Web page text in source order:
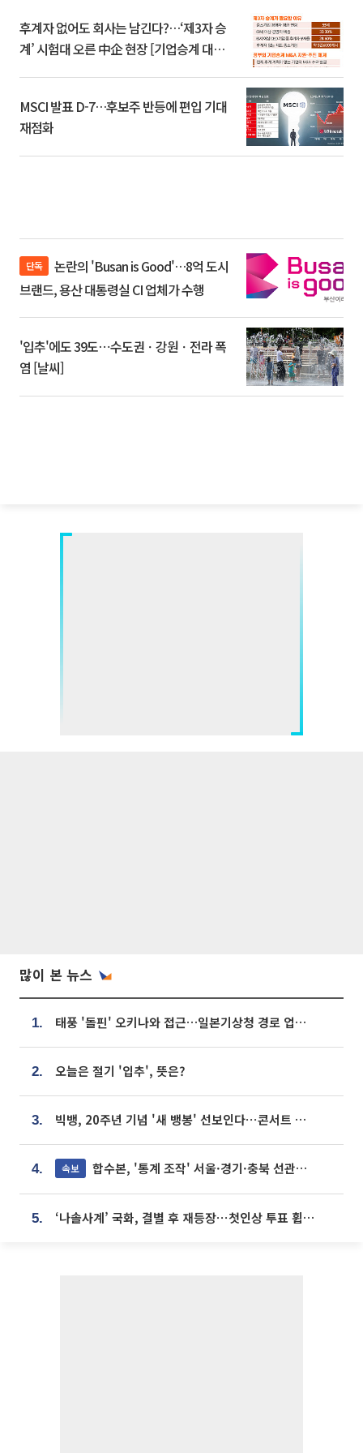
후계자 없어도 회사는 남긴다?…‘제3자 승
계’ 시험대 오른 中企 현장 [기업승계 대전
MSCI 발표 D-7…후보주 반등에 편입 기대
재점화
단독
브랜드, 용산 대통령실 CI 업체가 수행
'입추'에도 39도⋯수도권ㆍ강원ㆍ전라 폭
염 [날씨]
많이 본 뉴스
1. 태풍 '돌핀' 오키나와 접근…일본기상청 경로 업데이트
2. 오늘은 절기 '입추', 뜻은?
3. 빅뱅, 20주년 기념 '새 뱅봉' 선보인다⋯콘서트 앞두고 팝업 개최
4. 속보 합수본, '통계 조작' 서울·경기·충북 선관위 등 추가 압수수색
5. ‘나솔사계’ 국화, 결별 후 재등장⋯첫인상 투표 휩쓸고 ‘인기녀’ 등극